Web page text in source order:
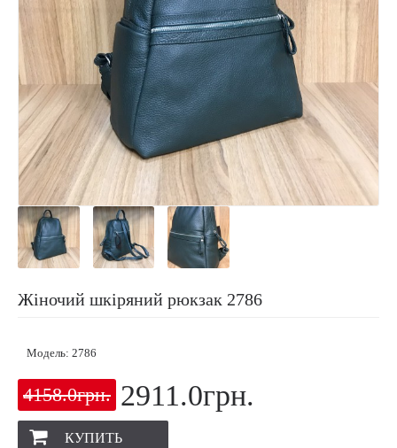
Жіночий шкіряний рюкзак 2786
Модель: 2786
4158.0грн. 2911.0грн.
КУПИТЬ